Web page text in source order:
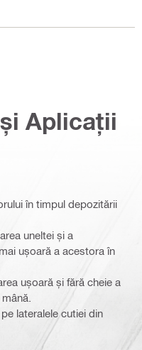
Aplicații
în timpul depozitării
uneltei și a
ușoară a acestora în
ușoară și fără cheie a
lateralele cutiei din